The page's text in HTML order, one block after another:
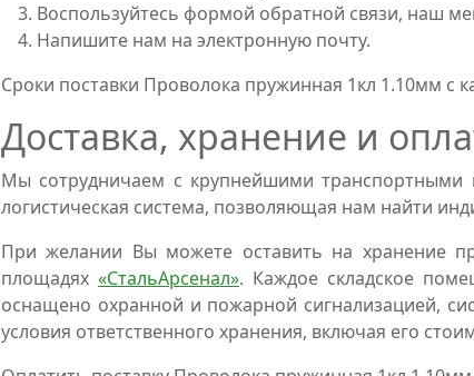
Воспользуйтесь формой обратной связи, наш
Напишите нам на электронную почту.
Сроки поставки Проволока пружинная 1кл 1.10мм с
Доставка, хранение и
Мы сотрудничаем с крупнейшими транспортными
логистическая система, позволяющая нам найти
При желании Вы можете оставить на хранение
площадях «СтальАрсенал». Каждое складское
оснащено охранной и пожарной сигнализацией,
условия ответственного хранения, включая его